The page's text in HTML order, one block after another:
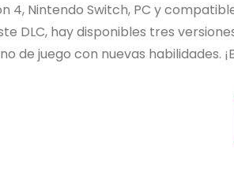
4, Nintendo Switch, PC y
DLC, hay disponibles tres
de juego con nuevas habilidades.